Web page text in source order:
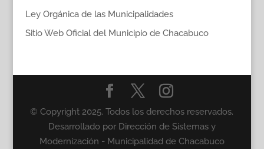
Ley Orgánica de las Municipalidades
Sitio Web Oficial del Municipio de Chacabuco
© Copyright 2025. Todos los derechos reservados.
Desarrollado por Dirección de Sistemas y
Modernización - Municipalidad de Chacabuco